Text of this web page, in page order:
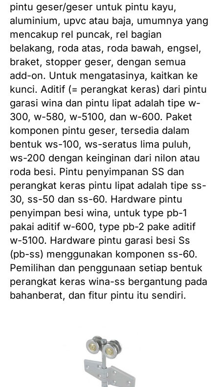
pintu geser/geser untuk pintu kayu,
aluminium, upvc atau baja, umumnya yang
mencakup rel puncak, rel bagian
belakang, roda atas, roda bawah, engsel,
braket, stopper geser, dengan semua
add-on. Untuk mengatasinya, kaitkan ke
kunci. Aditif (= perangkat keras) dari pintu
garasi wina dan pintu lipat adalah tipe w-
300, w-580, w-5100, dan w-600. Paket
komponen pintu geser, tersedia dalam
bentuk ws-100, ws-seratus lima puluh,
ws-200 dengan keinginan dari nilon atau
roda besi. Pintu penyimpanan SS dan
perangkat keras pintu lipat adalah tipe ss-
30, ss-50 dan ss-60. Hardware pintu
penyimpan besi wina, untuk type pb-1
pakai aditif w-600, type pb-2 pake aditif
w-5100. Hardware pintu garasi besi Ss
(pb-ss) menggunakan komponen ss-60.
Pemilihan dan penggunaan setiap bentuk
perangkat keras wina-ss bergantung pada
bahanberat, dan fitur pintu itu sendiri.